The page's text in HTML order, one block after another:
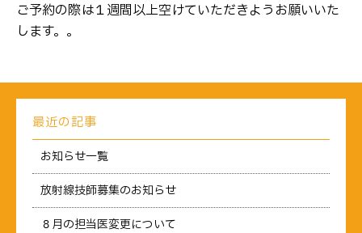
ご予約の際は１週間以上空けていただきようお願いいた
します。。
最近の記事
お知らせ一覧
放射線技師募集のお知らせ
８月の担当医変更について